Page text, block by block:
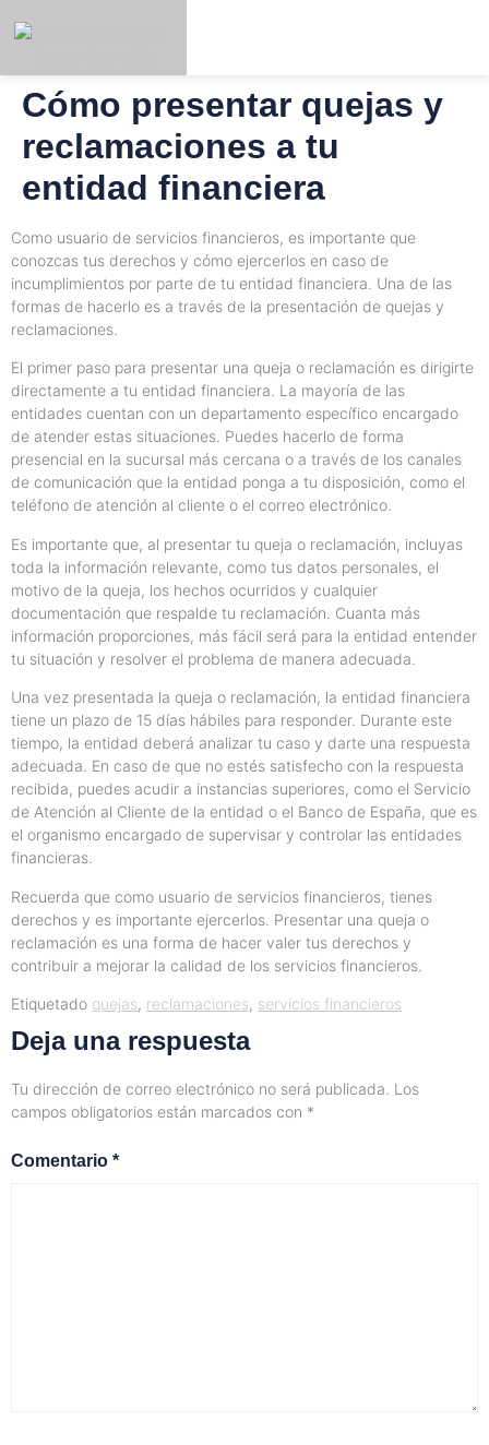
Registrar Español
Cómo presentar quejas y
reclamaciones a tu
entidad financiera
Como usuario de servicios financieros, es importante que
conozcas tus derechos y cómo ejercerlos en caso de
incumplimientos por parte de tu entidad financiera. Una de las
formas de hacerlo es a través de la presentación de quejas y
reclamaciones.
El primer paso para presentar una queja o reclamación es dirigirte
directamente a tu entidad financiera. La mayoría de las
entidades cuentan con un departamento específico encargado
de atender estas situaciones. Puedes hacerlo de forma
presencial en la sucursal más cercana o a través de los canales
de comunicación que la entidad ponga a tu disposición, como el
teléfono de atención al cliente o el correo electrónico.
Es importante que, al presentar tu queja o reclamación, incluyas
toda la información relevante, como tus datos personales, el
motivo de la queja, los hechos ocurridos y cualquier
documentación que respalde tu reclamación. Cuanta más
información proporciones, más fácil será para la entidad entender
tu situación y resolver el problema de manera adecuada.
Una vez presentada la queja o reclamación, la entidad financiera
tiene un plazo de 15 días hábiles para responder. Durante este
tiempo, la entidad deberá analizar tu caso y darte una respuesta
adecuada. En caso de que no estés satisfecho con la respuesta
recibida, puedes acudir a instancias superiores, como el Servicio
de Atención al Cliente de la entidad o el Banco de España, que es
el organismo encargado de supervisar y controlar las entidades
financieras.
Recuerda que como usuario de servicios financieros, tienes
derechos y es importante ejercerlos. Presentar una queja o
reclamación es una forma de hacer valer tus derechos y
contribuir a mejorar la calidad de los servicios financieros.
Etiquetado quejas, reclamaciones, servicios financieros
Deja una respuesta
Tu dirección de correo electrónico no será publicada. Los
campos obligatorios están marcados con *
Comentario *